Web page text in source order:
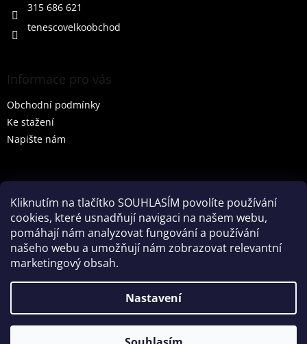
Kliknutím na tlačítko SOUHLASÍM povolíte používání
cookies, které usnadňují navigaci na našem webu,
pomáhají nám analyzovat fungování a používání
našeho webu a umožňují nám zobrazovat relevantní
marketingový obsah.
Nastavení
315 686 621
tenescovelkoobchod
Informace pro vás
Obchodní podmínky
Ke stažení
Napište nám
HLEDAT
Partner: Mega Creative